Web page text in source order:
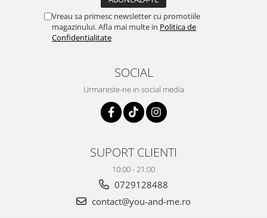
Vreau sa primesc newsletter cu promotiile
magazinului. Afla mai multe in Politica de
Confidentialitate
SOCIAL
Urmareste-ne in social media
SUPORT CLIENTI
10:00 - 21:00
0729128488
contact@you-and-me.ro